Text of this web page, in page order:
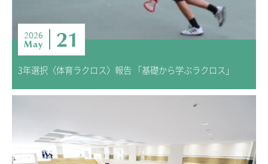
2026
May 21
3年選択〈体育ラクロス〉報告 「基礎から学ぶラクロス」